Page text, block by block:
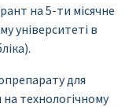
на 5-ти місячне
університеті в
для
технологічному